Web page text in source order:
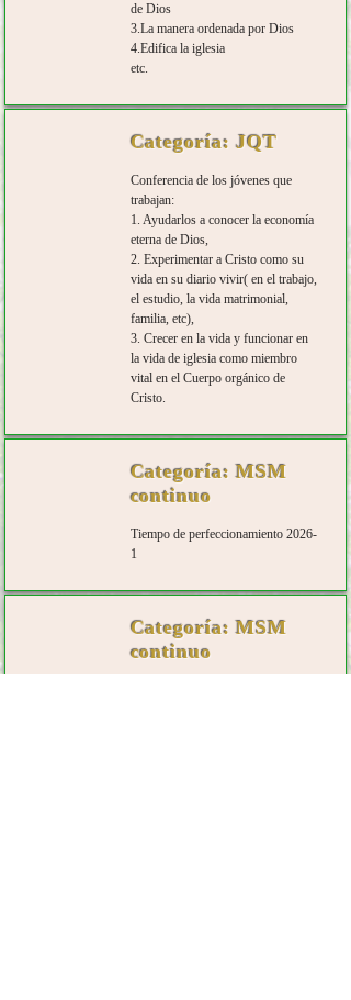
de Dios
3.La manera ordenada por Dios
4.Edifica la iglesia
etc.
Categoría: JQT
Conferencia de los jóvenes que
trabajan:
1. Ayudarlos a conocer la economía
eterna de Dios,
2. Experimentar a Cristo como su
vida en su diario vivir( en el trabajo,
el estudio, la vida matrimonial,
familia, etc),
3. Crecer en la vida y funcionar en
la vida de iglesia como miembro
vital en el Cuerpo orgánico de
Cristo.
Categoría: MSM
continuo
Tiempo de perfeccionamiento 2026-
1
Categoría: MSM
continuo